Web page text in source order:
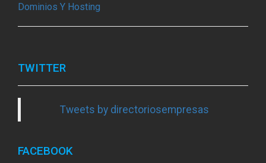
Dominios Y Hosting
TWITTER
Tweets by directoriosempresas
FACEBOOK